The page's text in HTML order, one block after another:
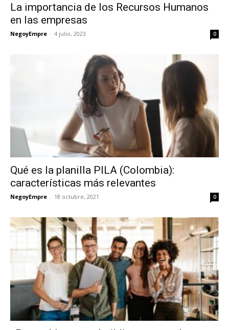
La importancia de los Recursos Humanos
en las empresas
NegoyEmpre - 4 julio, 2023 0
Qué es la planilla PILA (Colombia):
características más relevantes
NegoyEmpre - 18 octubre, 2021 0